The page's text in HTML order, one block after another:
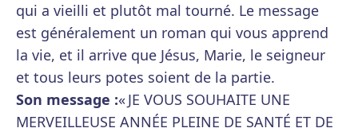
qui a vieilli et plutôt mal tourné. Le message
est généralement un roman qui vous apprend
la vie, et il arrive que Jésus, Marie, le seigneur
et tous leurs potes soient de la partie.
Son message :« JE VOUS SOUHAITE UNE
MERVEILLEUSE ANNÉE PLEINE DE SANTÉ ET DE